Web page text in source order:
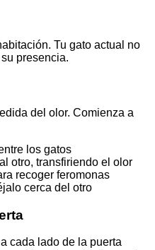
Tu gato actual no
presencia.
del olor. Comienza a
los gatos
otro, transfiriendo el olor
recoger feromonas
cerca del otro
cada lado de la puerta